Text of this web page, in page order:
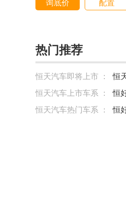
询底价 配置
热门推荐
恒天汽车即将上市 ： 恒
恒天汽车上市车系 ：
恒
恒天汽车热门车系 ：
恒